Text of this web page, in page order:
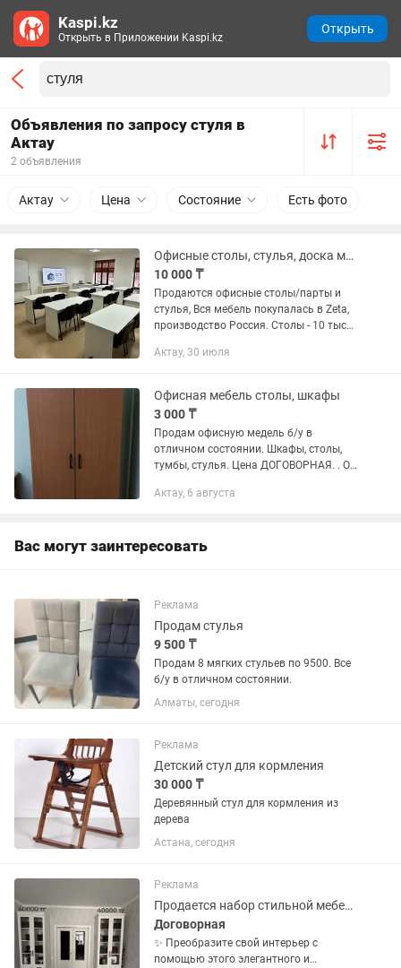
Объявления по запросу стуля в
Актау
2 объявления
Актау Цена Состояние Есть фото
Офисные столы, стулья, доска маркерная недорого
10 000 ₸
Продаются офисные столы/парты и
стулья, Вся мебель покупалась в Zeta,
производство Россия. Столы - 10 тыс
8 тыс
Актау, 30 июля
Офисная мебель столы, шкафы
3 000 ₸
Продам офисную медель б/у в
отличном состоянии. Шкафы, столы,
тумбы, стулья. Цена ДОГОВОРНАЯ. . От
Актау, 6 августа
Вас могут заинтересовать
Реклама
Продам стулья
9 500 ₸
Продам 8 мягких стульев по 9500. Все
б/у в отличном состоянии.
Алматы, сегодня
Реклама
Детский стул для кормления
30 000 ₸
Деревянный стул для кормления из
дерева
Астана, сегодня
Реклама
Продается набор стильной мебели: шкаф, тумбы
Договорная
✨ Преобразите свой интерьер с
помощью этого элегантного и
Kaspi.kz
Открыть в Приложении Kaspi.kz
Открыть